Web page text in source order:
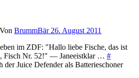
Von BrummBär 26. August 2011
im ZDF: "Hallo liebe Fische, das ist
Fisch Nr. 52!" — Janeeistklar … #
der Juice Defender als Batterieschoner